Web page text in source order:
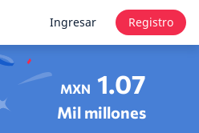
Ingresar Registro
MXN 1.07
Mil millones